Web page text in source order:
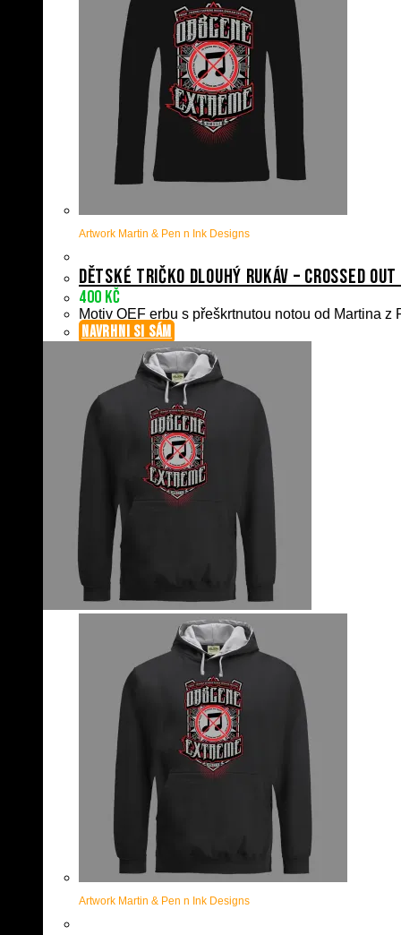
Artwork Martin & Pen n Ink Designs
Dětské tričko dlouhý rukáv – Crossed
400 Kč
Motiv OEF erbu s přeškrtnutou notou od Martina
NAVRHNI SI SÁM
Artwork Martin & Pen n Ink Designs